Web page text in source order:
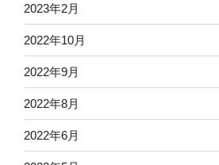
2023年2月
2022年10月
2022年9月
2022年8月
2022年6月